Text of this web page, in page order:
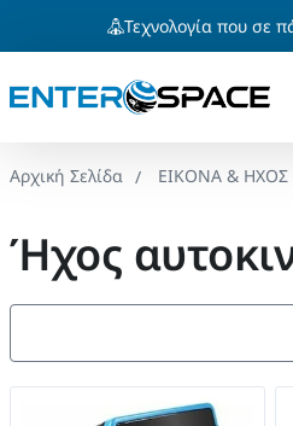
Τεχνολογία που σε
ΕΙΚΟΝΑ & ΗΧΟΣ
Ήχος